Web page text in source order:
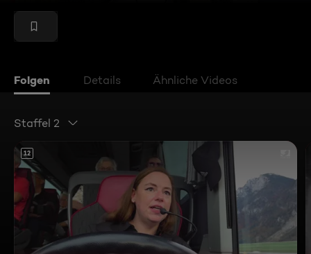
Folgen Details Ähnliche Videos
Staffel 2
12